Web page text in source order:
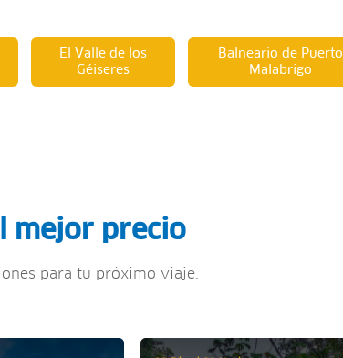
El Valle de los
Géiseres
Balneario de Puerto
Malabrigo
mejor precio
para tu próximo viaje.